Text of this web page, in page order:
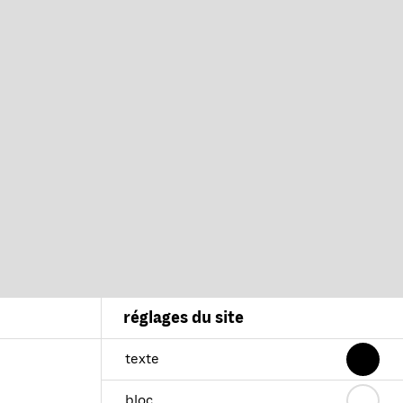
réglages du site
texte